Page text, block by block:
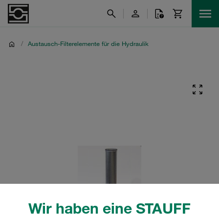
Wir haben eine STAUFF
/ Austausch-Filterelemente für die Hydraulik